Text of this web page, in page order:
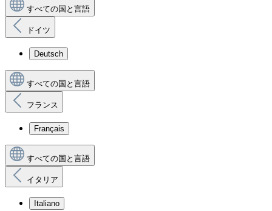
すべての国と言語
ドイツ
Deutsch
すべての国と言語
フランス
Français
すべての国と言語
イタリア
Italiano